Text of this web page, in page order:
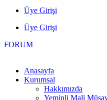
Üye Girişi
Üye Girişi
FORUM
Anasayfa
Kurumsal
Hakkımızda
Yeminli Mali